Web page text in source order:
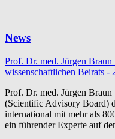
News
Prof. Dr. med. Jürgen
wissenschaftlichen Beirats -
Prof. Dr. med. Jürgen
(Scientific Advisory Board)
international mit mehr als
ein führender Experte auf